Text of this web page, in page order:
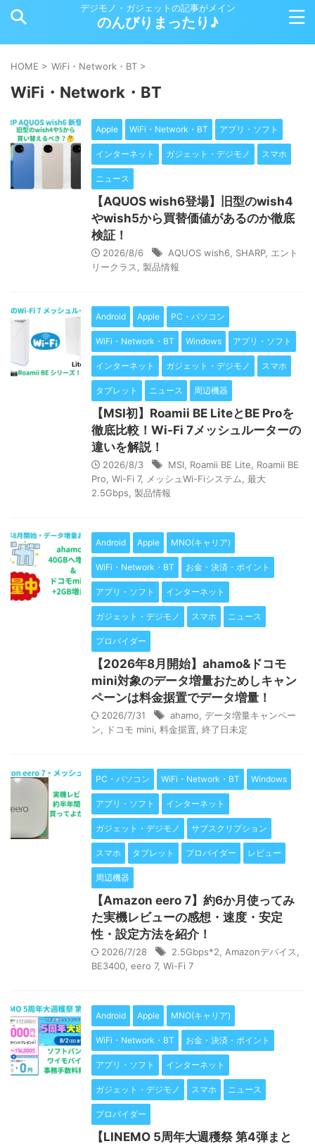
デジモノ・ガジェットの記事がメイン
のんびりまったり♪
HOME > WiFi・Network・BT >
WiFi・Network・BT
Apple WiFi・Network・BT アプリ・ソフト
インターネット ガジェット・デジモノ スマホ
ニュース
【AQUOS wish6登場】旧型のwish4
やwish5から買替価値があるのか徹底
検証！
2026/8/6 AQUOS wish6 SHARP, エント
リークラス
製品情報
Android Apple PC・パソコン
WiFi・Network・BT Windows アプリ・ソフト
インターネット ガジェット・デジモノ スマホ
タブレット ニュース 周辺機器
【MSI初】Roamii BE LiteとBE Proを
徹底比較！Wi-Fi 7メッシュルーターの
違いを解説！
2026/8/3 MSI Roamii BE Lite
Roamii BE
Pro Wi-Fi 7, メッシュWi-Fiシステム
最大
2.5Gbps 製品情報
Android Apple MNO(キャリア)
WiFi・Network・BT お金・決済・ポイント
アプリ・ソフト インターネット
ガジェット・デジモノ スマホ ニュース
プロバイダー
【2026年8月開始】ahamo&ドコモ
mini対象のデータ増量おためしキャン
ペーンは料金据置でデータ増量！
2026/7/31 ahamo
データ増量キャンペー
ン
ドコモ mini 料金据置 終了日未定
PC・パソコン WiFi・Network・BT Windows
アプリ・ソフト インターネット
ガジェット・デジモノ サブスクリプション
スマホ タブレット プロバイダー レビュー
周辺機器
【Amazon eero 7】約6か月使ってみ
た実機レビューの感想・速度・安定
性・設定方法を紹介！
2026/7/28 2.5Gbps*2 Amazonデバイス
BE3400 eero 7, Wi-Fi 7
Android Apple MNO(キャリア)
WiFi・Network・BT お金・決済・ポイント
アプリ・ソフト インターネット
ガジェット・デジモノ スマホ ニュース
プロバイダー
【LINEMO 5周年大週穫祭 第4弾まと